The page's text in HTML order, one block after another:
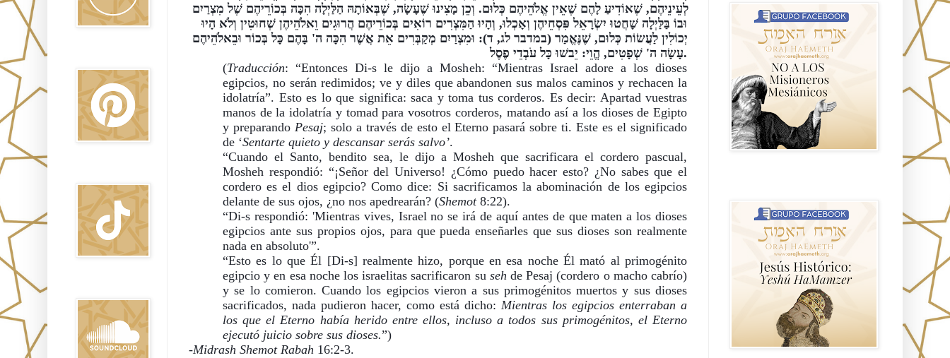
וּבוֹ בַּלַּיְלָה שָׁחֲטוּ יִשְׂרָאֵל פִּסְחֵיהֶן וְאָכְלוּ, וְהָיוּ הַמִּצְרִים רוֹאִים בְּכוֹרֵיהֶם הֲרוּגִים וֵאלֹהֵיהֶן שְׁחוּטִין וְלֹא הָיוּ
עָשָׂה ה' שְׁפָטִים, הֱוֵי: יֵבשׁוּ כָּל עֹבְדֵי פֶסֶל.
(Traducción: “Entonces Di-s le dijo a Mosheh: “Mientras Israel adore a los dioses
egipcios, no serán redimidos; ve y diles que abandonen sus malos caminos y rechacen la
idolatría”. Esto es lo que significa: saca y toma tus corderos. Es decir: Apartad vuestras
manos de la idolatría y tomad para vosotros corderos, matando así a los dioses de Egipto
y preparando Pesaj; solo a través de esto el Eterno pasará sobre ti. Este es el significado
de ‘Sentarte quieto y descansar serás salvo’.
“Cuando el Santo, bendito sea, le dijo a Mosheh que sacrificara el cordero pascual,
Mosheh respondió: “¡Señor del Universo! ¿Cómo puedo hacer esto? ¿No sabes que el
cordero es el dios egipcio? Como dice: Si sacrificamos la abominación de los egipcios
delante de sus ojos, ¿no nos apedrearán? (Shemot 8:22).
“Di-s respondió: 'Mientras vives, Israel no se irá de aquí antes de que maten a los dioses
egipcios ante sus propios ojos, para que pueda enseñarles que sus dioses son realmente
nada en absoluto'”.
“Esto es lo que Él [Di-s] realmente hizo, porque en esa noche Él mató al primogénito
egipcio y en esa noche los israelitas sacrificaron su seh de Pesaj (cordero o macho cabrío)
y se lo comieron. Cuando los egipcios vieron a sus primogénitos muertos y sus dioses
sacrificados, nada pudieron hacer, como está dicho: Mientras los egipcios enterraban a
los que el Eterno había herido entre ellos, incluso a todos sus primogénitos, el Eterno
ejecutó juicio sobre sus dioses.”)
-Midrash Shemot Rabah 16:2-3.